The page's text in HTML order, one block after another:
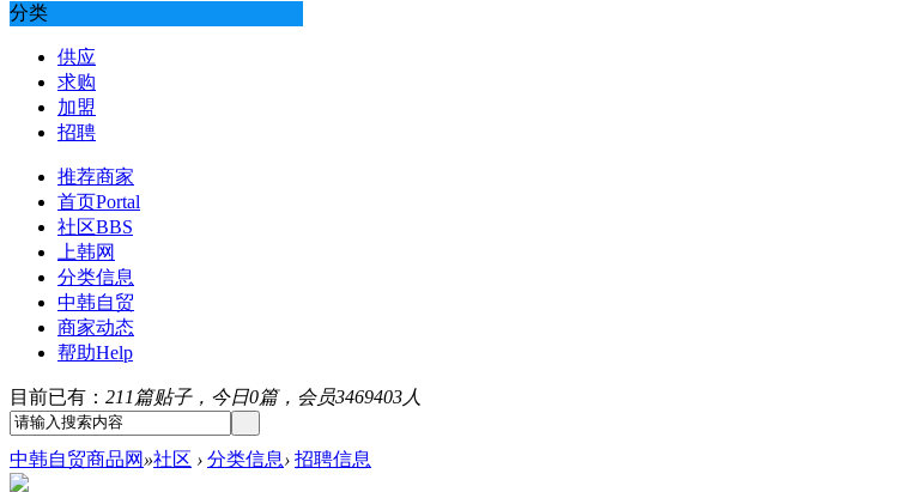
分类
供应
求购
加盟
招聘
推荐商家
首页Portal
社区BBS
上韩网
分类信息
中韩自贸
商家动态
帮助Help
目前已有： 211篇贴子，今日0篇，会员3469403人
中韩自贸商品网 »社区 › 分类信息› 招聘信息